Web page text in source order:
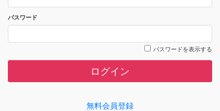
パスワード
パスワードを表示する
ログイン
無料会員登録